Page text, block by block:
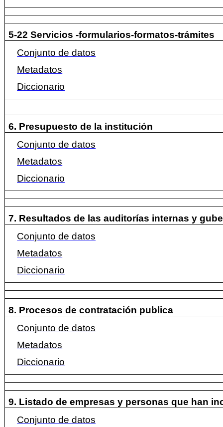
5-22 Servicios -formularios-formatos-trámites
Conjunto de datos
Metadatos
Diccionario
6. Presupuesto de la institución
Conjunto de datos
Metadatos
Diccionario
7. Resultados de las auditorías internas y
Conjunto de datos
Metadatos
Diccionario
8. Procesos de contratación publica
Conjunto de datos
Metadatos
Diccionario
9. Listado de empresas y personas que han
Conjunto de datos